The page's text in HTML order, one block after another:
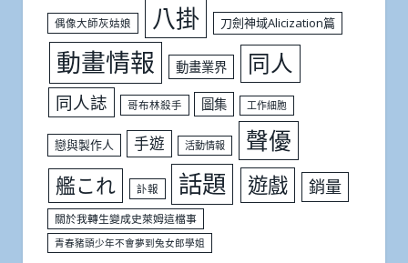
偶像大師灰姑娘 八掛 刀劍神域Alicization篇
動畫情報 動畫業界 同人
同人誌 哥布林殺手 圖集 工作細胞
戀與製作人 手遊 活動情報 聲優
艦これ 訃報 話題 遊戲 銷量
關於我轉生變成史萊姆這檔事
青春豬頭少年不會夢到兔女郎學姐